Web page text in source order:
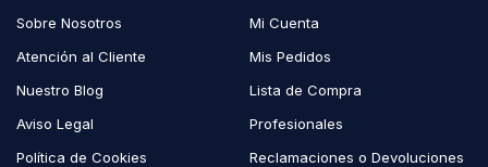
Sobre Nosotros
Atención al Cliente
Nuestro Blog
Aviso Legal
Política de Cookies
Mi Cuenta
Mis Pedidos
Lista de Compra
Profesionales
Reclamaciones o Devoluciones